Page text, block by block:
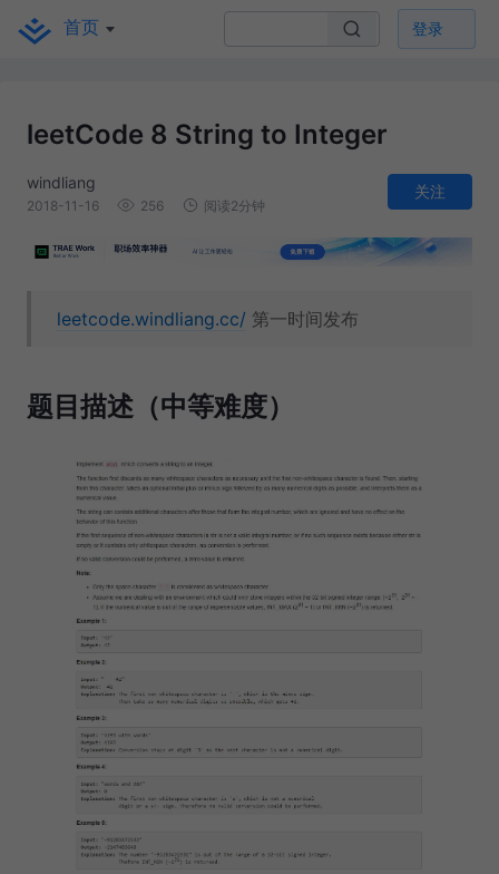
首页 登录
leetCode 8 String to Integer
windliang
2018-11-16 256 阅读2分钟
关注
leetcode.windliang.cc/ 第一时间发布
题目描述（中等难度）